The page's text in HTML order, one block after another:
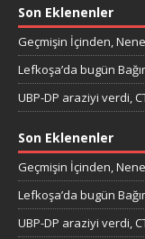
Son Eklenenler
Geçmişin İçinden,
Lefkoşa’da bugün
UBP-DP araziyi verdi,
Son Eklenenler
Geçmişin İçinden,
Lefkoşa’da bugün
UBP-DP araziyi verdi,